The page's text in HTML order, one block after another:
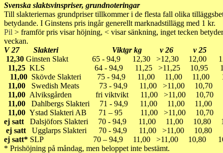
Svenska slaktsvinspriser, grundnoteringar
Till slakteriernas grundpriser tillkommer i de flesta fall olika
betydande. I Ginstens pris ingår generellt marknadstillägg med 1 kr.
Pil > framför pris visar höjning, < visar sänkning, inget tecken
veckan.
V 27 Slakteri Viktgr kg v 26 v 25
12,30 Ginsten Slakt 65 - 94,9 12,30 >12,30 12,00
11,25 KLS 64 - 94,9 11,25 >11,25 10,95
11,00 Skövde Slakteri 75 - 94,9 11,00 11,00 11,00
11,00 Swedish Meats 73 - 94,9 11,00 >11,00
11,00 Alviksgården fri viktvikt 11,00 >11,00
11,00 Dahlbergs Slakteri 71 - 94,9 11,00 11,00
11,00 Ystad Slakteri AB 71 – 95 11,00 >11,00
ej satt Dalsjöfors Slakteri 70 - 94,9 11,00 11,00
ej satt Ugglarps Slakteri 70 - 94,9 11,00 >11,00
ej satt* SLP 70 – 94,9 11,00 >11,00 10,80
* Prishöjning på måndag, men beloppet inte bestämt.